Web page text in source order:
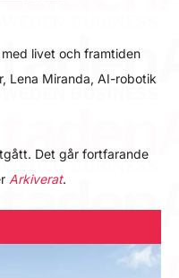
livet och framtiden
Lena Miranda, AI-robotik
Det går fortfarande
Arkiverat.